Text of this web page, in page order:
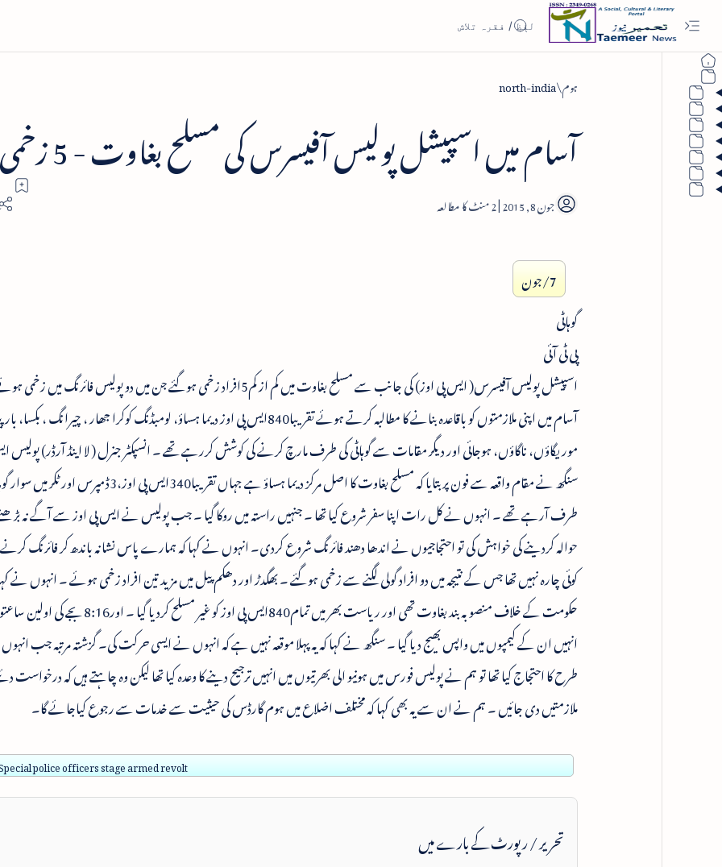
ہوم north-india
آسام میں اسپیشل پولیس آفیسرس کی مسلح بغاوت - 5 زخمی
2
7/جون
گوہاٹی
پی ٹی آئی
اسپیشل پولیس آفیسرس( ایس پی اوز) کی جانب سے مسلح بغاوت میں کم از کم5افراد زخمی ہوگئے جن میں دو پولیس فائرنگ
آسام میں اپنی ملازمتوں کو باقاعدہ بنانے کا مطالبہ کرتے ہوئے تقریبا840ایس پی اوز دیما ہساؤ، لومبڈنگ کوکرا جھار ، چیرانگ ، بکسا،
موریگاؤں، ناگاؤں، ہوجائی اور دیگر مقامات سے گوہاٹی کی طرف مارچ کرنے کی کوشش کررہے تھے ۔ انسپکٹر جنرل ( لا اینڈ آرڈر) پولیس
سنگھ نے مقام واقعہ سے فون پر بتایا کہ مسلح بغاوت کا اصل مرکز دیما ہساؤ ہے جہاں تقریبا340ایس پی
طرف آرہے تھے ۔ انہوں نے کل رات اپنا سفر شروع کیا تھا ۔ جنہیں راستہ میں روکا گیا ۔ جب پولیس نے ایس پی اوز سے آگے نہ
حوالہ کردینے کی خواہش کی تو احتجاجیوں نے اندھا دھند فائرنگ شروع کردی۔ انہوں نے کہا کہ ہمارے پاس نشانہ باندھ کر فائرنگ
کوئی چارہ نہیں تھا جس کے نتیجہ میں دو افراد گولی لگنے سے زخمی ہوگئے ۔ بھگدڑ اور دھکم پیل میں مزید تین افراد زخمی ہوئے ۔ انہوں نے
حکومت کے خلاف منصوبہ بند بغاوت تھی اور ریاست بھر میں تمام840ایس پی اوز کو غیر مسلح
انہیں ان کے کیمپوں میں واپس بھیج دیا گیا ۔ سنگھ نے کہا کہ یہ پہلا موقعہ نہیں ہے کہ انہوں نے ایسی حرکت کی۔ گزشتہ مرتبہ جب
طرح کا احتجاج کیا تھا تو ہم نے پولیس فورس میں ہونیو الی بھرتیوں میں انہیں ترجیح دینے کا وعدہ کیا تھا لیکن وہ چاہتے ہیں کہ درخواست
ملازمتیں دی جائیں ۔ ہم نے ان سے یہ بھی کہا کہ مختلف اضلاع میں ہوم گارڈس کی حیثیت سے خدمات سے رجوع کیاجائے گا۔
police officers stage armed revolt
تحریر / رپورٹ کے بارے میں